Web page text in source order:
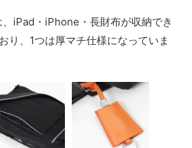
iPad・iPhone・長財布が収納でき
り、1つは厚マチ仕様になっていま